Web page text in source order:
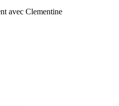
avec Clementine